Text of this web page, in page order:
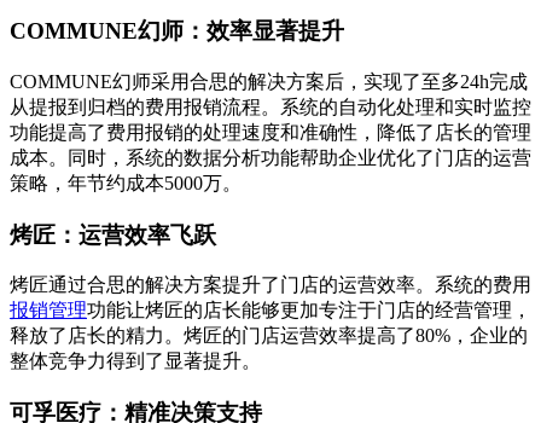
COMMUNE幻师：效率显著提升
COMMUNE幻师采用合思的解决方案后，实现了至多24h完成
从提报到归档的费用报销流程。系统的自动化处理和实时监控
功能提高了费用报销的处理速度和准确性，降低了店长的管理
成本。同时，系统的数据分析功能帮助企业优化了门店的运营
策略，年节约成本5000万。
烤匠：运营效率飞跃
烤匠通过合思的解决方案提升了门店的运营效率。系统的费用
报销管理功能让烤匠的店长能够更加专注于门店的经营管理，
释放了店长的精力。烤匠的门店运营效率提高了80%，企业的
整体竞争力得到了显著提升。
可孚医疗：精准决策支持